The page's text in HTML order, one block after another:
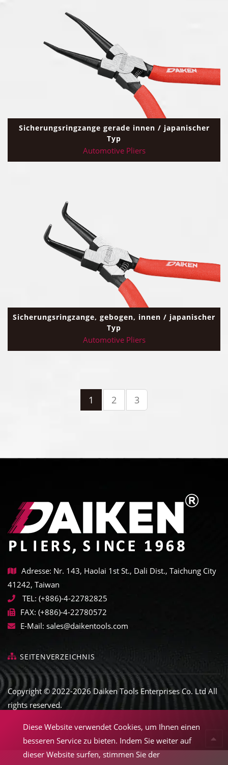
Sicherungsringzange gerade innen / japanischer
Typ
Automotive Pliers
Sicherungsringzange, gebogen, innen / japanischer
Typ
Automotive Pliers
1 2 3
Adresse: Nr. 143, Haolai 1st St., Dali Dist., Taichung City
41242, Taiwan
TEL: (+886)-4-22782825
FAX: (+886)-4-22780572
E-Mail: sales@daikentools.com
SEITENVERZEICHNIS
Copyright © 2022-2026 Daiken Tools Enterprises Co. Ltd All
rights reserved.
Diese Website verwendet Cookies, um Ihnen einen
besseren Service zu bieten. Indem Sie weiter auf
dieser Website surfen, stimmen Sie der